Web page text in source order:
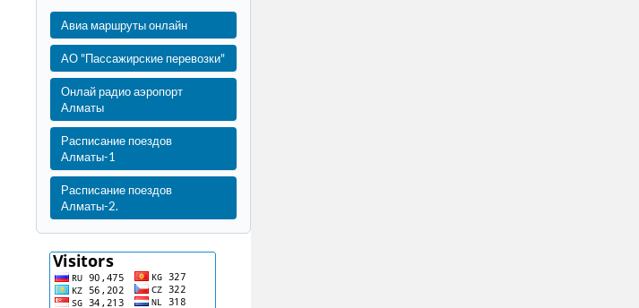
Авиа маршруты онлайн
АО "Пассажирские перевозки"
Онлай радио аэропорт
Алматы
Расписание поездов
Алматы-1
Расписание поездов
Алматы-2.